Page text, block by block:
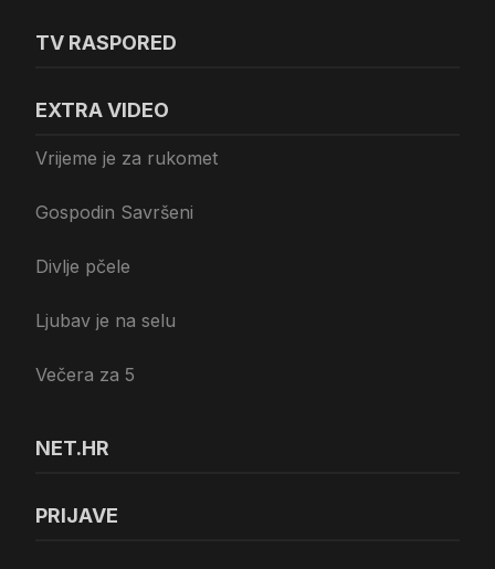
TV RASPORED
EXTRA VIDEO
Vrijeme je za rukomet
Gospodin Savršeni
Divlje pčele
Ljubav je na selu
Večera za 5
NET.HR
PRIJAVE